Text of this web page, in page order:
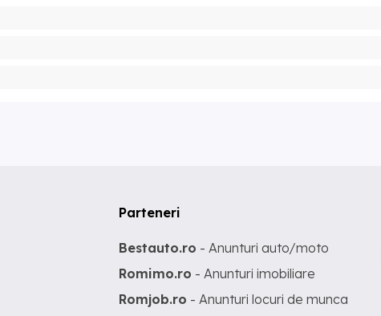
Parteneri
Bestauto.ro - Anunturi auto/moto
Romimo.ro - Anunturi imobiliare
Romjob.ro - Anunturi locuri de munca